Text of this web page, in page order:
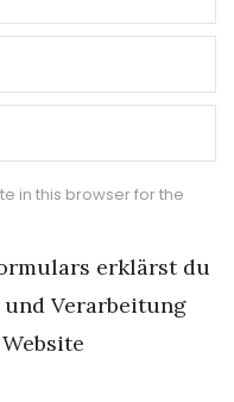
in this browser for the
erklärst du
Verarbeitung